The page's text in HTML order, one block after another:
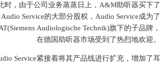
时，由于公司业务蒸蒸日上，A&M助听器买下了
Audio Service的大部分股权，Audio Service成为了
Audiologische Technik)旗下的子品牌，
在德国助听器市场受到了热烈地欢迎。
Service紧接着将其产品线进行扩充，增加了耳